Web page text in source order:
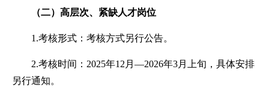
（二）高层次、紧缺人才岗位
1.考核形式：考核方式另行公告。
2.考核时间：2025年12月—2026年3月上旬，具体安排
另行通知。